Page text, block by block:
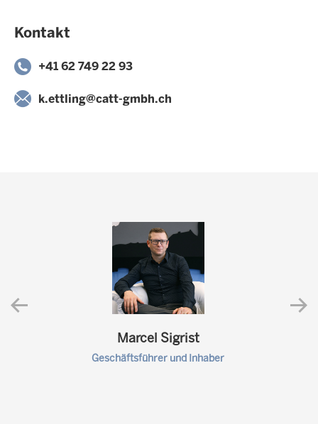
Kontakt
+41 62 749 22 93
k.ettling@catt-gmbh.ch
Marcel Sigrist
Geschäftsführer und Inhaber